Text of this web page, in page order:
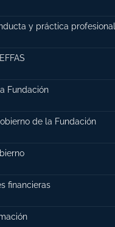
y práctica profesional
Fundación
de la Fundación
financieras